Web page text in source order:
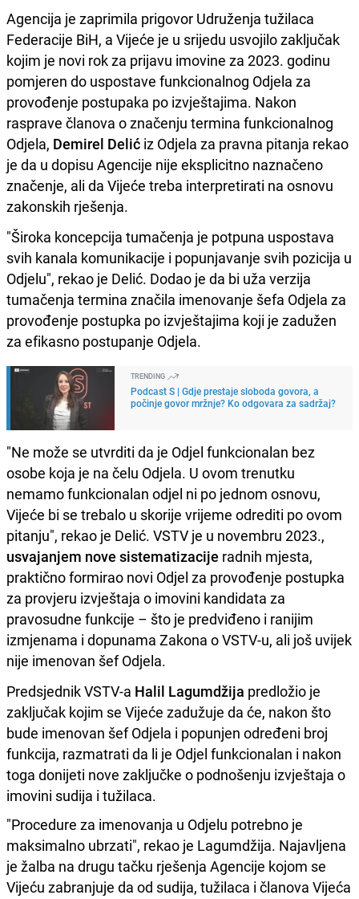
Agencija je zaprimila prigovor Udruženja tužilaca
Federacije BiH, a Vijeće je u srijedu usvojilo zaključak
kojim je novi rok za prijavu imovine za 2023. godinu
pomjeren do uspostave funkcionalnog Odjela za
provođenje postupaka po izvještajima. Nakon
rasprave članova o značenju termina funkcionalnog
Odjela, Demirel Delić iz Odjela za pravna pitanja rekao
je da u dopisu Agencije nije eksplicitno naznačeno
značenje, ali da Vijeće treba interpretirati na osnovu
zakonskih rješenja.
"Široka koncepcija tumačenja je potpuna uspostava
svih kanala komunikacije i popunjavanje svih pozicija u
Odjelu", rekao je Delić. Dodao je da bi uža verzija
tumačenja termina značila imenovanje šefa Odjela za
provođenje postupka po izvještajima koji je zadužen
za efikasno postupanje Odjela.
TRENDING
Podcast S | Gdje prestaje sloboda govora, a
počinje govor mržnje? Ko odgovara za sadržaj?
"Ne može se utvrditi da je Odjel funkcionalan bez
osobe koja je na čelu Odjela. U ovom trenutku
nemamo funkcionalan odjel ni po jednom osnovu,
Vijeće bi se trebalo u skorije vrijeme odrediti po ovom
pitanju", rekao je Delić. VSTV je u novembru 2023.,
usvajanjem nove sistematizacije radnih mjesta,
praktično formirao novi Odjel za provođenje postupka
za provjeru izvještaja o imovini kandidata za
pravosudne funkcije – što je predviđeno i ranijim
izmjenama i dopunama Zakona o VSTV-u, ali još uvijek
nije imenovan šef Odjela.
Predsjednik VSTV-a Halil Lagumdžija predložio je
zaključak kojim se Vijeće zadužuje da će, nakon što
bude imenovan šef Odjela i popunjen određeni broj
funkcija, razmatrati da li je Odjel funkcionalan i nakon
toga donijeti nove zaključke o podnošenju izvještaja o
imovini sudija i tužilaca.
"Procedure za imenovanja u Odjelu potrebno je
maksimalno ubrzati", rekao je Lagumdžija. Najavljena
je žalba na drugu tačku rješenja Agencije kojom se
Vijeću zabranjuje da od sudija, tužilaca i članova Vijeća